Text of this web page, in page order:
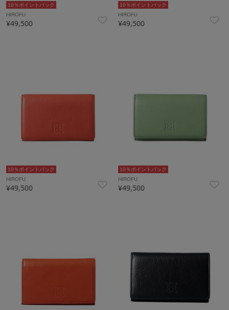
10％ポイントバック
HIROFU
¥49,500
10％ポイントバック
HIROFU
¥49,500
10％ポイントバック
HIROFU
¥49,500
10％ポイントバック
HIROFU
¥49,500